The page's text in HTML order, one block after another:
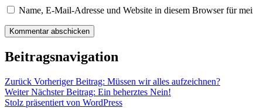
Name, E-Mail-Adresse und Website in diesem Browser für
Beitragsnavigation
Zurück Vorheriger Beitrag: Müssen wir alles aufzeichnen?
Weiter Nächster Beitrag: Ein beherztes Nein!
Stolz präsentiert von WordPress